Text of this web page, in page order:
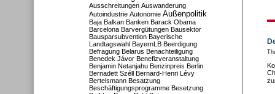
Ausschreitungen Auswanderung
Autoindustrie Autonomie Außenpolitik
Baja Balkan Banken Barack Obama
Barcelona Barvergütungen Bausektor
Bausparsubvention Bayerische
Landtagswahl BayernLB Beerdigung
Befragung Belarus Benachteiligung
Benedek Jávor Benefizveranstaltung
Benjamin Netanjahu Benzinpreis Berlin
Bernadett Széll Bernard-Henri Lévy
Bertelsmann Besatzung
Beschäftigungsprogramme Besetzung